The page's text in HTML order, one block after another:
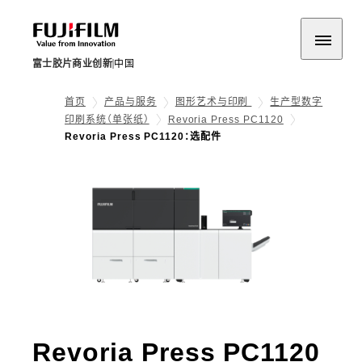
富士胶片商业创新 中国
首页 产品与服务 图形艺术与印刷
生产型数字
印刷系统（单张纸）
Revoria Press PC1120
Revoria Press PC1120：选配件
Revoria Press PC1120